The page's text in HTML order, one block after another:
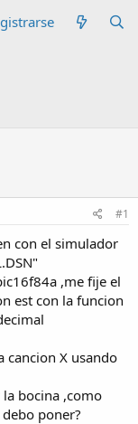
#1
con el simulador
,me fije el
est con la funcion
cancion X usando
bocina ,como
poner?